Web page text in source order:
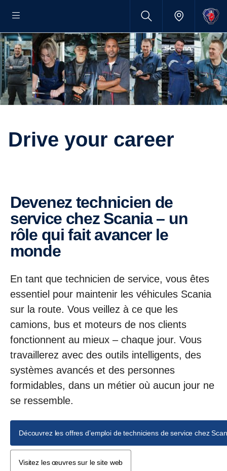
Drive your career
Devenez technicien de
service chez Scania – un
rôle qui fait avancer le
monde
En tant que technicien de service, vous êtes
essentiel pour maintenir les véhicules Scania
sur la route. Vous veillez à ce que les
camions, bus et moteurs de nos clients
fonctionnent au mieux – chaque jour. Vous
travaillerez avec des outils intelligents, des
systèmes avancés et des personnes
formidables, dans un métier où aucun jour ne
se ressemble.
Découvrez les offres d’emploi de techniciens de service chez
Visitez les œuvres sur le site web